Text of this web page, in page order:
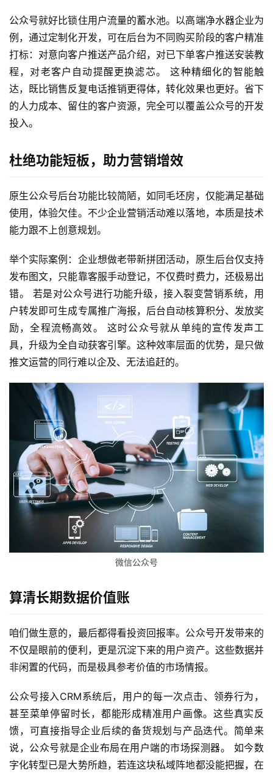
首
页
关
于
服
务
H
开
小
程
开
发
网
站
开
公众号就好比锁住用户流量的蓄水池。以高端净水器企业为
例，通过定制化开发，可在后台为不同购买阶段的客户精准
打标：对意向客户推送产品介绍，对已下单客户推送安装教
程，对老客户自动提醒更换滤芯。 这种精细化的智能触
达，既比销售反复电话推销更得体，转化效果也更好。省下
的人力成本、留住的客户资源，完全可以覆盖公众号的开发
投入。
杜绝功能短板，助力营销增效
原生公众号后台功能比较简陋，如同毛坯房，仅能满足基础
使用，体验欠佳。不少企业营销活动难以落地，本质是技术
能力跟不上创意规划。
举个实际案例：企业想做老带新拼团活动，原生后台仅支持
发布图文，只能靠客服手动登记，不仅费时费力，还极易出
错。 若是对公众号进行功能升级，接入裂变营销系统，用
户转发即可生成专属推广海报，后台自动核算积分、发放奖
励，全程流畅高效。 这时公众号就从单纯的宣传发声工
具，升级为全自动获客引擎。这种效率层面的优势，是只做
推文运营的同行难以企及、无法追赶的。
微信公众号
算清长期数据价值账
咱们做生意的，最后都得看投资回报率。公众号开发带来的
不仅是眼前的便利，更是沉淀下来的用户资产。这些数据并
非闲置的代码，而是极具参考价值的市场情报。
公众号接入CRM系统后，用户的每一次点击、领券行为，
甚至菜单停留时长，都能形成精准用户画像。这些真实反
馈，可直接指导企业后续的备货规划与产品迭代。简单来
说，公众号就是企业布局在用户端的市场探测器。 如今数
字化转型已是大势所趋，若连这块私域阵地都没能把握，在